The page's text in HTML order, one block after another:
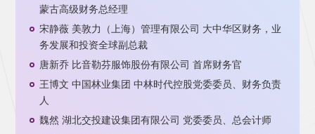
蒙古高级财务总经理
宋静薇 美敦力（上海）管理有限公司 大中华区财务，业
务发展和投资全球副总裁
唐新乔 比音勒芬服饰股份有限公司 首席财务官
王博文 中国林业集团 中林时代控股党委委员、财务负责
人
魏然 湖北交投建设集团有限公司 党委委员、总会计师